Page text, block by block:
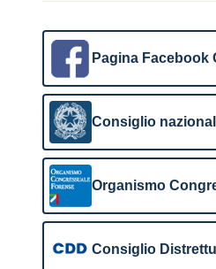
Pagina Facebook
Consiglio
Organismo
Consiglio